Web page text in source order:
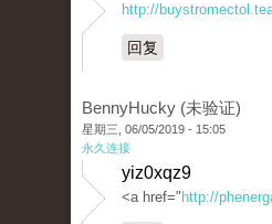
http://
回复
BennyHucky (未验证)
星期三, 06/05/2019 - 15:05
永久连接
yiz0xqz9
<a href=" http://